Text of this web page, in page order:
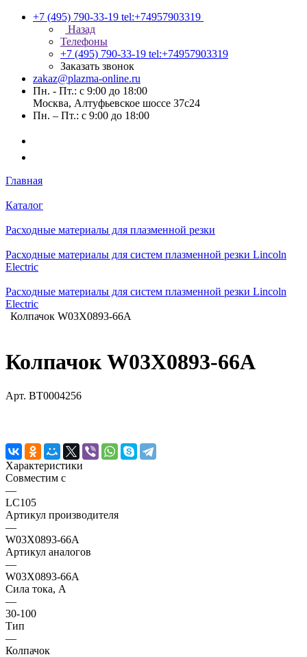
+7 (495) 790-33-19 tel:+74957903319
Назад
Телефоны
+7 (495) 790-33-19 tel:+74957903319
Заказать звонок
zakaz@plazma-online.ru
Пн. - Пт.: с 9:00 до 18:00
Москва, Алтуфьевское шоссе 37с24
Пн. – Пт.: с 9:00 до 18:00
Главная
Каталог
Расходные материалы для плазменной резки
Расходные материалы для систем плазменной резки Lincoln
Electric
Расходные материалы для систем плазменной резки Lincoln
Electric
Колпачок W03X0893-66A
Колпачок W03X0893-66A
Арт. BT0004256
Характеристики
Совместим с
—
LC105
Артикул производителя
—
W03X0893-66A
Артикул аналогов
—
W03X0893-66A
Сила тока, А
—
30-100
Тип
—
Колпачок